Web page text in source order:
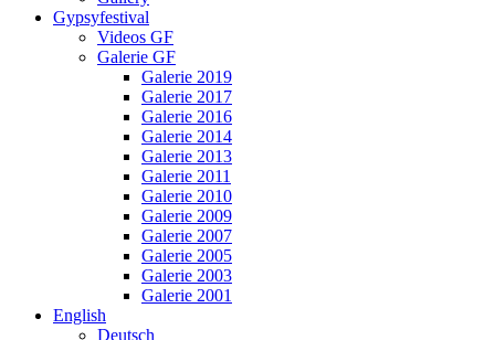
Gypsyfestival
Videos GF
Galerie GF
Galerie 2019
Galerie 2017
Galerie 2016
Galerie 2014
Galerie 2013
Galerie 2011
Galerie 2010
Galerie 2009
Galerie 2007
Galerie 2005
Galerie 2003
Galerie 2001
English
Deutsch